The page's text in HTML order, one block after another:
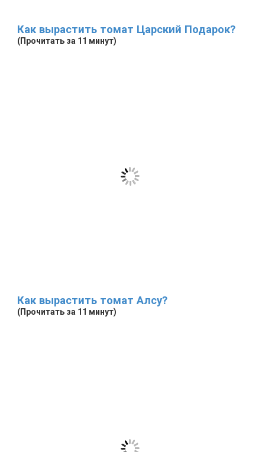
Как вырастить томат Царский Подарок?
(Прочитать за 11 минут)
Как вырастить томат Алсу?
(Прочитать за 11 минут)